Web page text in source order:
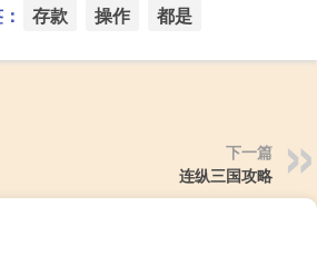
存款 操作 都是
下一篇
连纵三国攻略